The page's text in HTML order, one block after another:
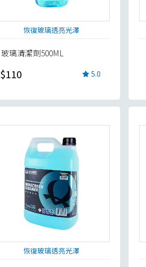
恢復玻璃透亮光澤
玻璃清潔劑500ML
$110 5.0
恢復玻璃透亮光澤